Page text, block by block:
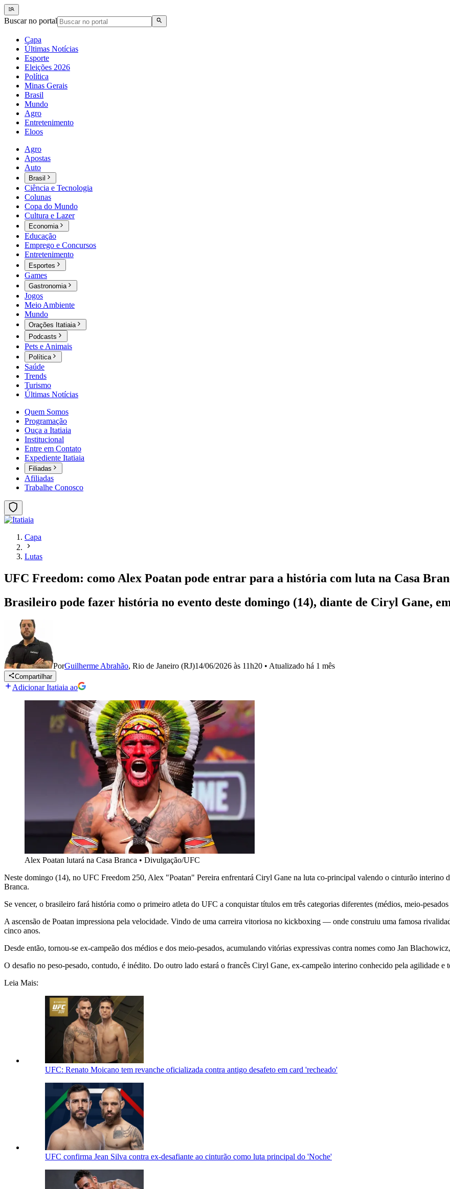
Buscar no portal
Capa
Últimas Notícias
Esporte
Eleições 2026
Política
Minas Gerais
Brasil
Mundo
Agro
Entretenimento
Eloos
Agro
Apostas
Auto
Brasil
Ciência e Tecnologia
Colunas
Copa do Mundo
Cultura e Lazer
Economia
Educação
Emprego e Concursos
Entretenimento
Esportes
Games
Gastronomia
Jogos
Meio Ambiente
Mundo
Orações Itatiaia
Podcasts
Pets e Animais
Política
Saúde
Trends
Turismo
Últimas Notícias
Quem Somos
Programação
Ouça a Itatiaia
Institucional
Entre em Contato
Expediente Itatiaia
Filiadas
Afiliadas
Trabalhe Conosco
Capa
Lutas
UFC Freedom: como Alex Poatan pode entrar para a história com luta na Casa
Brasileiro pode fazer história no evento deste domingo (14), diante de Ciryl Gane,
PorGuilherme Abrahão, Rio de Janeiro (RJ)14/06/2026 às 11h20 • Atualizado há 1 mês
Compartilhar
Adicionar Itatiaia ao
Alex Poatan lutará na Casa Branca • Divulgação/UFC
Neste domingo (14), no UFC Freedom 250, Alex "Poatan" Pereira enfrentará Ciryl Gane na luta co-principal valendo o cinturão interino
Branca.
Se vencer, o brasileiro fará história como o primeiro atleta do UFC a conquistar títulos em três categorias diferentes (médios, meio-pesados
A ascensão de Poatan impressiona pela velocidade. Vindo de uma carreira vitoriosa no kickboxing — onde construiu uma famosa
cinco anos.
Desde então, tornou-se ex-campeão dos médios e dos meio-pesados, acumulando vitórias expressivas contra nomes como Jan
O desafio no peso-pesado, contudo, é inédito. Do outro lado estará o francês Ciryl Gane, ex-campeão interino conhecido pela agilidade e
Leia Mais:
UFC: Renato Moicano tem revanche oficializada contra antigo desafeto em card 'recheado'
UFC confirma Jean Silva contra ex-desafiante ao cinturão como luta principal do 'Noche'